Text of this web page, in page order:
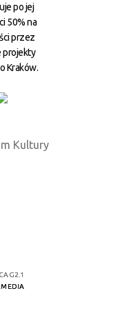
po jej
50% na
przez
projekty
Kraków.
Kultury
2.1